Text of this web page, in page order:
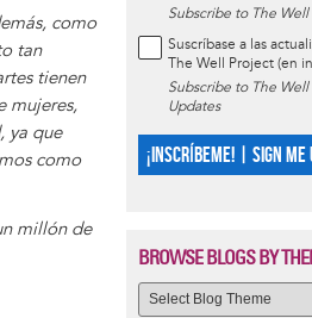
como
tan
tienen
mujeres,
ya que
como
millón de
Subscribe to The
Suscríbase a las
The Well Project (en
Subscribe to The
Updates
¡INSCRÍBEME! | SIGN ME
BROWSE BLOGS BY